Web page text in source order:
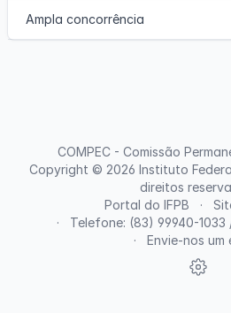
Ampla concorrência
Portal do IFPB
Telefone: (83) 99940-1033
Envie-nos um
COMPEC - Comissão
Copyright © 2026 Instituto
direitos